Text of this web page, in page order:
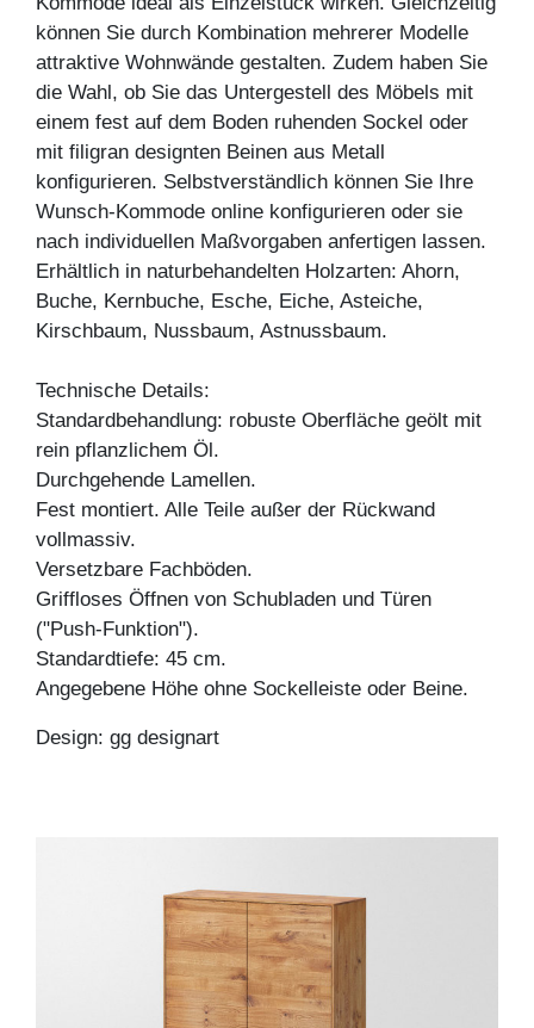
können Sie durch Kombination mehrerer Modelle
attraktive Wohnwände gestalten. Zudem haben Sie
die Wahl, ob Sie das Untergestell des Möbels mit
einem fest auf dem Boden ruhenden Sockel oder
mit filigran designten Beinen aus Metall
konfigurieren. Selbstverständlich können Sie Ihre
Wunsch-Kommode online konfigurieren oder sie
nach individuellen Maßvorgaben anfertigen lassen.
Erhältlich in naturbehandelten Holzarten: Ahorn,
Buche, Kernbuche, Esche, Eiche, Asteiche,
Kirschbaum, Nussbaum, Astnussbaum.
Technische Details:
Standardbehandlung: robuste Oberfläche geölt mit
rein pflanzlichem Öl.
Durchgehende Lamellen.
Fest montiert. Alle Teile außer der Rückwand
vollmassiv.
Versetzbare Fachböden.
Griffloses Öffnen von Schubladen und Türen
("Push-Funktion").
Standardtiefe: 45 cm.
Angegebene Höhe ohne Sockelleiste oder Beine.
Design: gg designart